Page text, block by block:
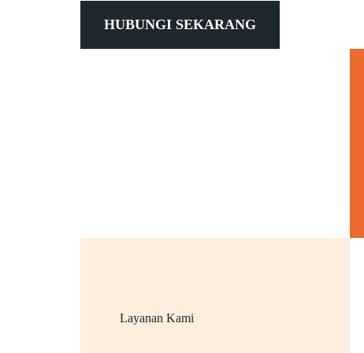
HUBUNGI SEKARANG
Layanan Kami